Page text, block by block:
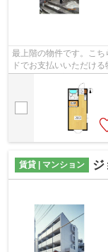
最上階の物件です。こ
ドでお支払いいただけ
賃貸 | マンション ジ